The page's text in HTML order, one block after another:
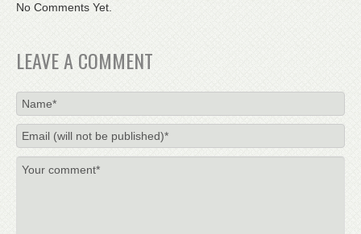
No Comments Yet.
LEAVE A COMMENT